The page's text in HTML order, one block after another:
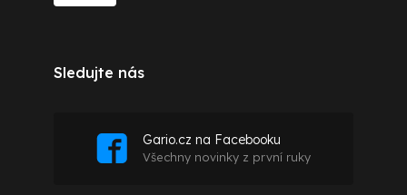
Sledujte nás
Gario.cz na Facebooku
Všechny novinky z první ruky